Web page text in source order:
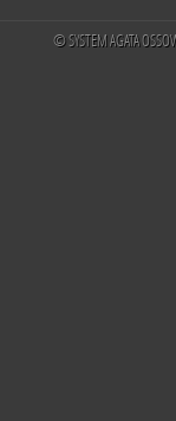
© SYSTEM AGATA